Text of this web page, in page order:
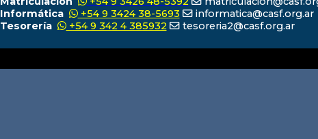
Informática
+54 9 3424 38-5693
informatica@casf.org.ar
Tesorería
+54 9 342 4 385932 tesoreria2@casf.org.ar